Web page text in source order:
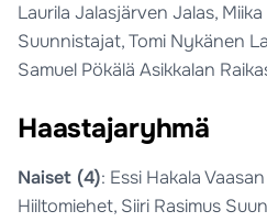
Laurila Jalasjärven Jalas,
Suunnistajat, Tomi Nykänen
Samuel Pökälä Asikkalan
Haastajaryhmä
Naiset (4): Essi Hakala
Hiiltomiehet, Siiri Rasimus